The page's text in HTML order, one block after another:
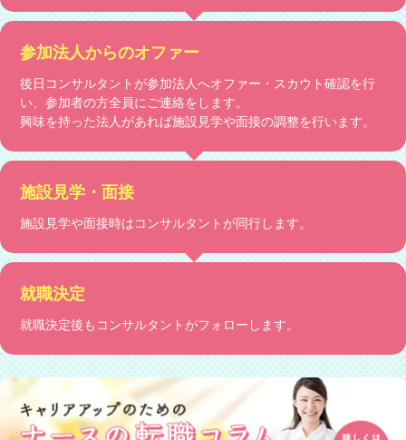
参加法人からのオファー
後日コンサルタントが参加法人へオファー・スカウト確認を行
い、参加者の方全員にご連絡をします。
興味を持った法人があれば施設見学や面接の調整を行います。
施設見学・面接
施設見学や面接時はコンサルタントが同行します。
就職決定
就職決定後もコンサルタントがフォローします。